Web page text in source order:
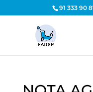
91 333 90